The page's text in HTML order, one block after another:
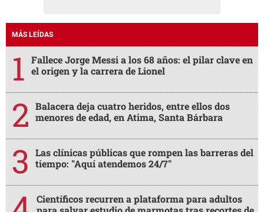
MÁS LEÍDAS
Fallece Jorge Messi a los 68 años: el pilar clave en
el origen y la carrera de Lionel
Balacera deja cuatro heridos, entre ellos dos
menores de edad, en Atima, Santa Bárbara
Las clínicas públicas que rompen las barreras del
tiempo: "Aquí atendemos 24/7"
Científicos recurren a plataforma para adultos